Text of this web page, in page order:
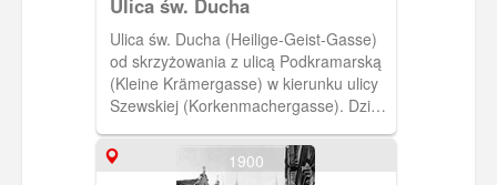
Ulica św. Ducha
Ulica św. Ducha (Heilige-Geist-Gasse)
od skrzyżowania z ulicą Podkramarską
(Kleine Krämergasse) w kierunku ulicy
Szewskiej (Korkenmachergasse). Dziś
Kościołem Mariackim.(Ok. 1915)
[IDX:1569,1115] 1900